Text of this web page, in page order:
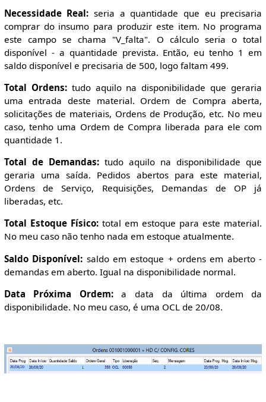
Necessidade Real: seria a quantidade que eu precisaria
comprar do insumo para produzir este item. No programa
este campo se chama "V_falta". O cálculo seria o total
disponível - a quantidade prevista. Então, eu tenho 1 em
saldo disponível e precisaria de 500, logo faltam 499.
Total Ordens:tudo aquilo na disponibilidade que geraria
uma entrada deste material. Ordem de Compra aberta,
solicitações de materiais, Ordens de Produção, etc. No meu
caso, tenho uma Ordem de Compra liberada para ele com
quantidade 1.
Total de Demandas:tudo aquilo na disponibilidade que
geraria uma saída. Pedidos abertos para este material,
Ordens de Serviço, Requisições, Demandas de OP já
liberadas, etc.
Total Estoque Físico:total em estoque para este material.
No meu caso não tenho nada em estoque atualmente.
Saldo Disponível: saldo em estoque + ordens em aberto -
demandas em aberto. Igual na disponibilidade normal.
Data Próxima Ordem:a data da última ordem da
disponibilidade. No meu caso, é uma OCL de 20/08.